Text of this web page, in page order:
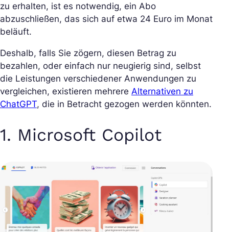
zu erhalten, ist es notwendig, ein Abo
abzuschließen, das sich auf etwa 24 Euro im Monat
beläuft.
Deshalb, falls Sie zögern, diesen Betrag zu
bezahlen, oder einfach nur neugierig sind, selbst
die Leistungen verschiedener Anwendungen zu
vergleichen, existieren mehrere Alternativen zu
ChatGPT, die in Betracht gezogen werden könnten.
1. Microsoft Copilot